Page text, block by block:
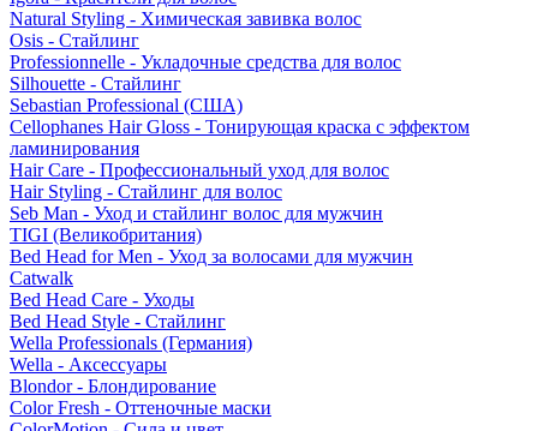
Natural Styling - Химическая завивка волос
Osis - Стайлинг
Professionnelle - Укладочные средства для волос
Silhouette - Стайлинг
Sebastian Professional (США)
Cellophanes Hair Gloss - Тонирующая краска с эффектом
ламинирования
Hair Care - Профессиональный уход для волос
Hair Styling - Стайлинг для волос
Seb Man - Уход и стайлинг волос для мужчин
TIGI (Великобритания)
Bed Head for Men - Уход за волосами для мужчин
Catwalk
Bed Head Care - Уходы
Bed Head Style - Стайлинг
Wella Professionals (Германия)
Wella - Аксессуары
Blondor - Блондирование
Color Fresh - Оттеночные маски